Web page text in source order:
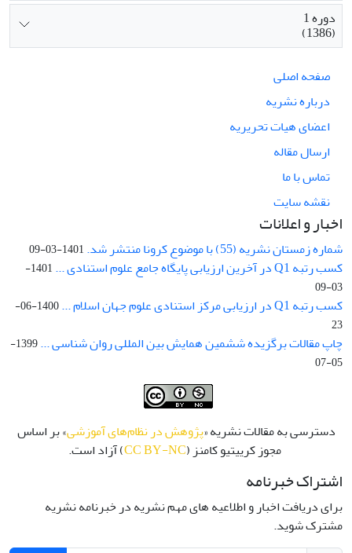
دوره 1
(1386)
صفحه اصلی
درباره نشریه
اعضای هیات تحریریه
ارسال مقاله
تماس با ما
نقشه سایت
اخبار و اعلانات
شماره زمستان نشریه (55) با موضوع کرونا منتشر شد. 1401-03-09
کسب رتبه Q1 در آخرین ارزیابی پایگاه جامع علوم استنادی ...
1401-
03-09
کسب رتبه Q1 در ارزیابی مرکز استنادی علوم جهان اسلام ...
1400-06-
23
چاپ مقالات برگزیده ششمین همایش بین المللی روان شناسی ...
1399-
05-07
دسترسی به مقالات نشریه «پژوهش در نظام‌های آموزشی» بر اساس
مجوز کرییتیو کامنز (CC BY-NC) آزاد است.
اشتراک خبرنامه
برای دریافت اخبار و اطلاعیه های مهم نشریه در خبرنامه نشریه
مشترک شوید.